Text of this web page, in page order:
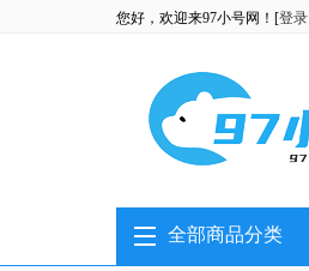
您好，欢迎来97小号网！[登录
全部商品分类